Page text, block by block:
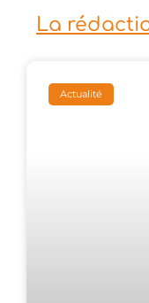
La
Actualité